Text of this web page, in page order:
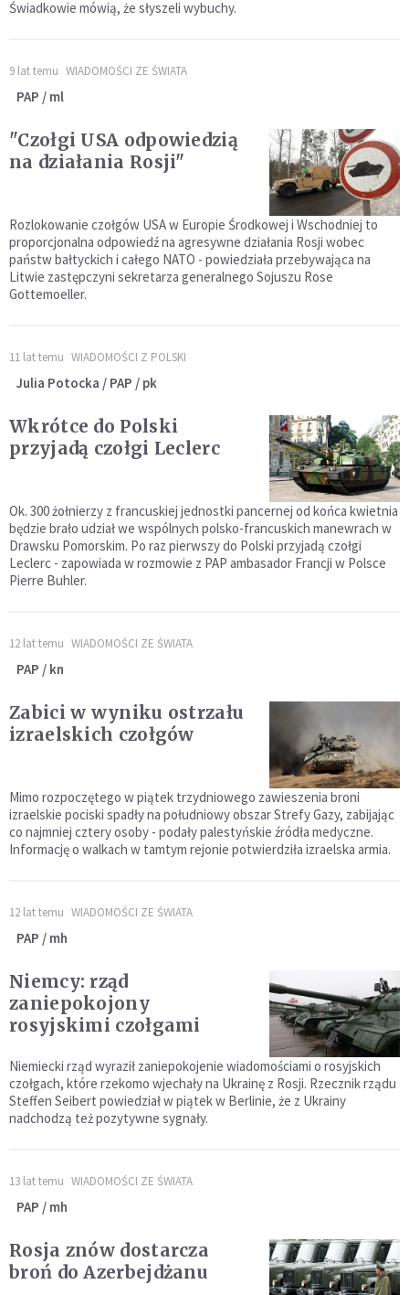
Świadkowie mówią, że słyszeli wybuchy.
9 lat temu WIADOMOŚCI ZE ŚWIATA
PAP / ml
"Czołgi USA odpowiedzią
na działania Rosji"
Rozlokowanie czołgów USA w Europie Środkowej i Wschodniej to
proporcjonalna odpowiedź na agresywne działania Rosji wobec
państw bałtyckich i całego NATO - powiedziała przebywająca na
Litwie zastępczyni sekretarza generalnego Sojuszu Rose
Gottemoeller.
11 lat temu WIADOMOŚCI Z POLSKI
Julia Potocka / PAP / pk
Wkrótce do Polski
przyjadą czołgi Leclerc
Ok. 300 żołnierzy z francuskiej jednostki pancernej od końca kwietnia
będzie brało udział we wspólnych polsko-francuskich manewrach w
Drawsku Pomorskim. Po raz pierwszy do Polski przyjadą czołgi
Leclerc - zapowiada w rozmowie z PAP ambasador Francji w Polsce
Pierre Buhler.
12 lat temu WIADOMOŚCI ZE ŚWIATA
PAP / kn
Zabici w wyniku ostrzału
izraelskich czołgów
Mimo rozpoczętego w piątek trzydniowego zawieszenia broni
izraelskie pociski spadły na południowy obszar Strefy Gazy, zabijając
co najmniej cztery osoby - podały palestyńskie źródła medyczne.
Informację o walkach w tamtym rejonie potwierdziła izraelska armia.
12 lat temu WIADOMOŚCI ZE ŚWIATA
PAP / mh
Niemcy: rząd
zaniepokojony
rosyjskimi czołgami
Niemiecki rząd wyraził zaniepokojenie wiadomościami o rosyjskich
czołgach, które rzekomo wjechały na Ukrainę z Rosji. Rzecznik rządu
Steffen Seibert powiedział w piątek w Berlinie, że z Ukrainy
nadchodzą też pozytywne sygnały.
13 lat temu WIADOMOŚCI ZE ŚWIATA
PAP / mh
Rosja znów dostarcza
broń do Azerbejdżanu